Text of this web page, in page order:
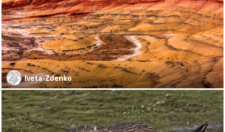
Iveta-Zdenko